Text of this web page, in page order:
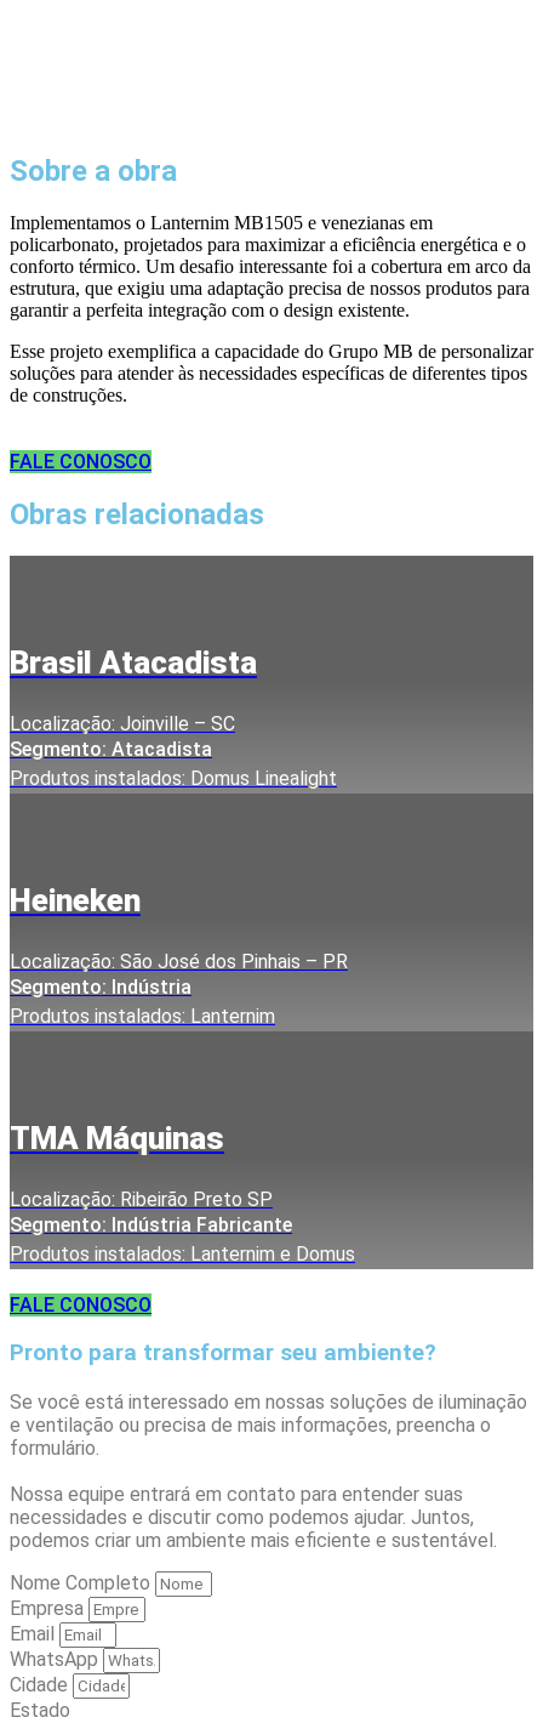
Sobre a obra
Implementamos o Lanternim MB1505 e venezianas em
policarbonato, projetados para maximizar a eficiência energética e o
conforto térmico. Um desafio interessante foi a cobertura em arco da
estrutura, que exigiu uma adaptação precisa de nossos produtos para
garantir a perfeita integração com o design existente.
Esse projeto exemplifica a capacidade do Grupo MB de personalizar
soluções para atender às necessidades específicas de diferentes tipos
de construções.
FALE CONOSCO
Obras relacionadas
Brasil Atacadista
Localização: Joinville – SC
Segmento: Atacadista
Produtos instalados: Domus Linealight
Heineken
Localização: São José dos Pinhais – PR
Segmento: Indústria
Produtos instalados: Lanternim
TMA Máquinas
Localização: Ribeirão Preto SP
Segmento: Indústria Fabricante
Produtos instalados: Lanternim e Domus
FALE CONOSCO
Pronto para transformar seu ambiente?
Se você está interessado em nossas soluções de iluminação
e ventilação ou precisa de mais informações, preencha o
formulário.
Nossa equipe entrará em contato para entender suas
necessidades e discutir como podemos ajudar. Juntos,
podemos criar um ambiente mais eficiente e sustentável.
Nome Completo
Empresa
Email
WhatsApp
Cidade
Estado